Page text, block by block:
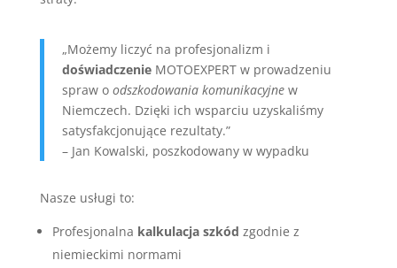
„Możemy liczyć na profesjonalizm i
doświadczenieMOTOEXPERT w prowadzeniu
spraw o odszkodowania komunikacyjnew
Niemczech. Dzięki ich wsparciu uzyskaliśmy
satysfakcjonujące rezultaty.”
– Jan Kowalski, poszkodowany w wypadku
Nasze usługi to:
Profesjonalna kalkulacja szkód zgodnie z
niemieckimi normami